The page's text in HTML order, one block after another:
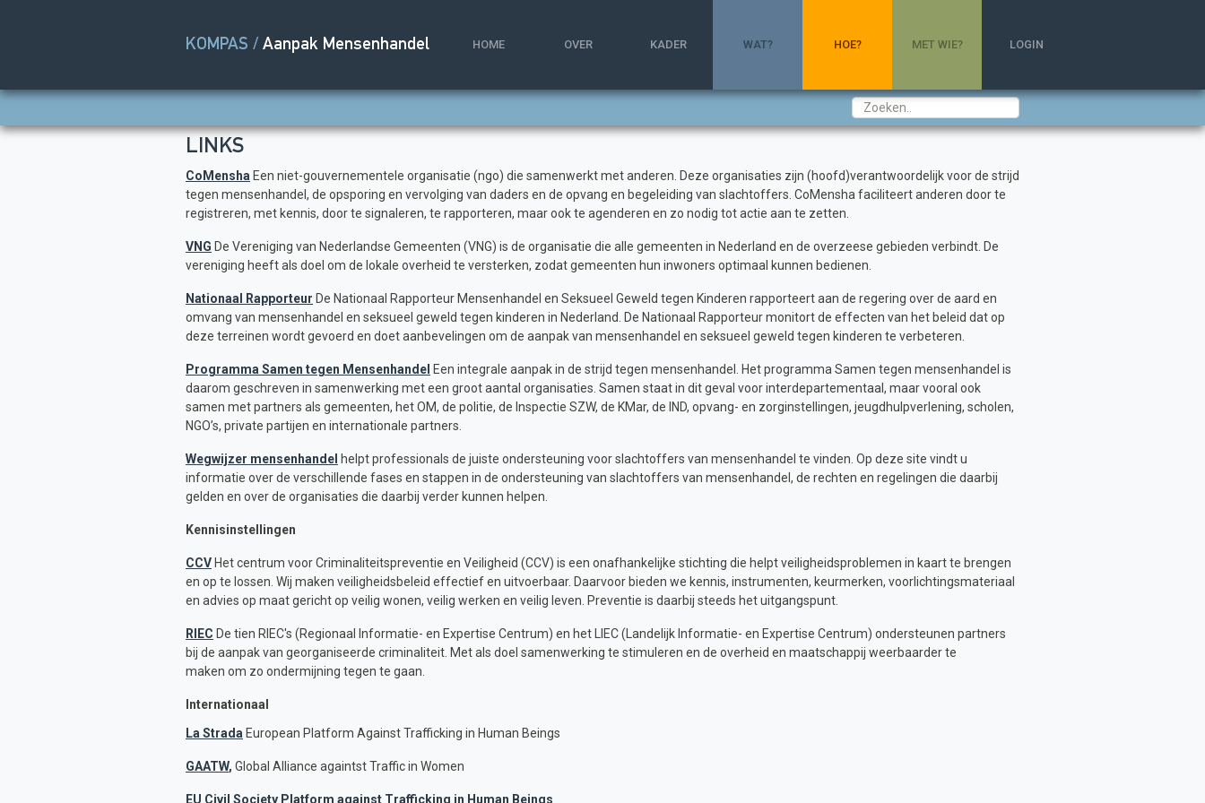
KOMPAS / Aanpak Mensenhandel HOME OVER KADER WAT? HOE? MET WIE? LOGIN
LINKS
CoMensha Een niet-gouvernementele organisatie (ngo) die samenwerkt met anderen. Deze organisaties zijn (hoofd)verantwoordelijk voor de strijd
tegen mensenhandel, de opsporing en vervolging van daders en de opvang en begeleiding van slachtoffers. CoMensha faciliteert anderen door te
registreren, met kennis, door te signaleren, te rapporteren, maar ook te agenderen en zo nodig tot actie aan te zetten.
VNG De Vereniging van Nederlandse Gemeenten (VNG) is de organisatie die alle gemeenten in Nederland en de overzeese gebieden verbindt. De
vereniging heeft als doel om de lokale overheid te versterken, zodat gemeenten hun inwoners optimaal kunnen bedienen.
Nationaal Rapporteur De Nationaal Rapporteur Mensenhandel en Seksueel Geweld tegen Kinderen rapporteert aan de regering over de aard en
omvang van mensenhandel en seksueel geweld tegen kinderen in Nederland. De Nationaal Rapporteur monitort de effecten van het beleid dat op
deze terreinen wordt gevoerd en doet aanbevelingen om de aanpak van mensenhandel en seksueel geweld tegen kinderen te verbeteren.
Programma Samen tegen Mensenhandel Een integrale aanpak in de strijd tegen mensenhandel. Het programma Samen tegen mensenhandel is
daarom geschreven in samenwerking met een groot aantal organisaties. Samen staat in dit geval voor interdepartementaal, maar vooral ook
samen met partners als gemeenten, het OM, de politie, de Inspectie SZW, de KMar, de IND, opvang- en zorginstellingen, jeugdhulpverlening, scholen,
NGO’s, private partijen en internationale partners.
Wegwijzer mensenhandel helpt professionals de juiste ondersteuning voor slachtoffers van mensenhandel te vinden. Op deze site vindt u
informatie over de verschillende fases en stappen in de ondersteuning van slachtoffers van mensenhandel, de rechten en regelingen die daarbij
gelden en over de organisaties die daarbij verder kunnen helpen.
Kennisinstellingen
CCV Het centrum voor Criminaliteitspreventie en Veiligheid (CCV) is een onafhankelijke stichting die helpt veiligheidsproblemen in kaart te brengen
en op te lossen. Wij maken veiligheidsbeleid effectief en uitvoerbaar. Daarvoor bieden we kennis, instrumenten, keurmerken, voorlichtingsmateriaal
en advies op maat gericht op veilig wonen, veilig werken en veilig leven. Preventie is daarbij steeds het uitgangspunt.
RIEC De tien RIEC's (Regionaal Informatie- en Expertise Centrum) en het LIEC (Landelijk Informatie- en Expertise Centrum) ondersteunen partners
bij de aanpak van georganiseerde criminaliteit. Met als doel samenwerking te stimuleren en de overheid en maatschappij weerbaarder te
maken om zo ondermijning tegen te gaan.
Internationaal
La Strada European Platform Against Trafficking in Human Beings
GAATW, Global Alliance againtst Traffic in Women
EU Civil Society Platform against Trafficking in Human Beings